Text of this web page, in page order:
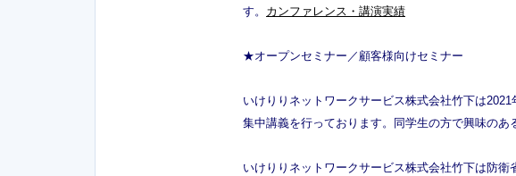
す。 カンファレンス・講演実績
★オープンセミナー／顧客様向けセミナー
いけりりネットワークサービス株式会社竹下は
集中講義を行っております。同学生の方で興味のあ
いけりりネットワークサービス株式会社竹下は防